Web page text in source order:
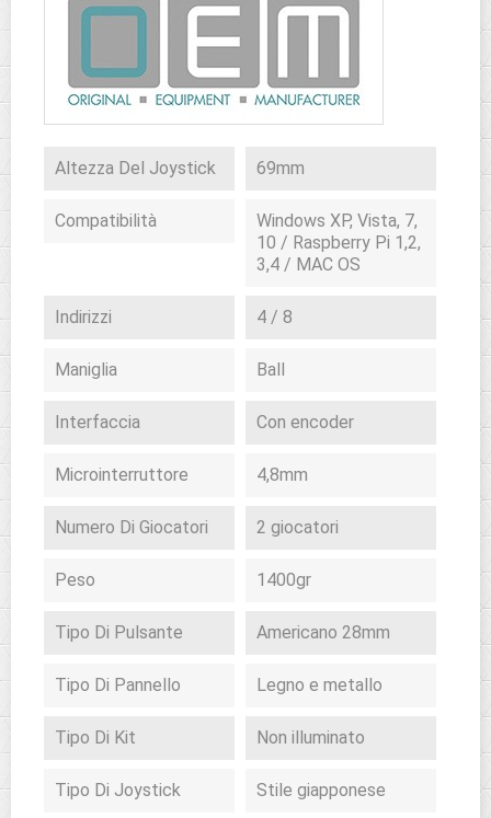
Altezza Del Joystick 69mm
Compatibilità
Windows XP, Vista, 7,
10 / Raspberry Pi 1,2,
3,4 / MAC OS
Indirizzi 4 / 8
Maniglia Ball
Interfaccia Con encoder
Microinterruttore 4,8mm
Numero Di Giocatori 2 giocatori
Peso 1400gr
Tipo Di Pulsante Americano 28mm
Tipo Di Pannello Legno e metallo
Tipo Di Kit Non illuminato
Tipo Di Joystick Stile giapponese